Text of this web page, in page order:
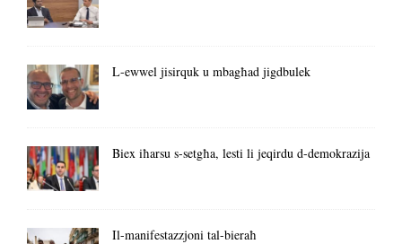
L-ewwel jisirquk u mbagħad jigdbulek
Biex iħarsu s-setgħa, lesti li jeqirdu d-demokrazija
Il-manifestazzjoni tal-bieraħ